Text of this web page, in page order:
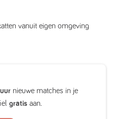
vanuit eigen omgeving
nieuwe matches in je
gratis aan.